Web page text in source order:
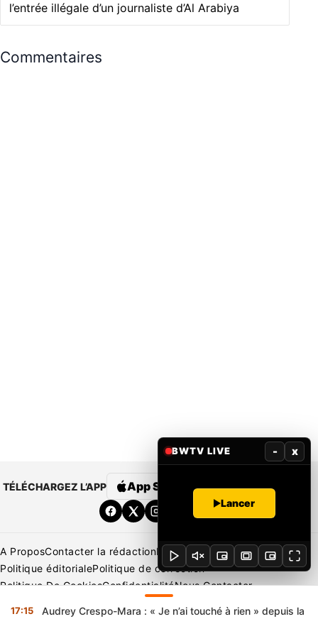
l’entrée illégale d’un journaliste d’Al Arabiya
Commentaires
TÉLÉCHARGEZ L’APP App Store Google Play
A ProposContacter la rédactionRédaction
Mentions légales
Politique éditorialePolitique de correction
Politique De CookiesConfidentialitéNous Contacter
17:15
Audrey Crespo-Mara : « Je n’ai touché à rien » depuis la
BWTV LIVE - x
Lancer